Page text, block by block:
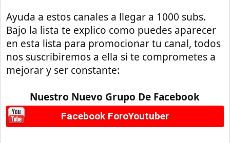
Ayuda a estos canales a llegar a 1000 subs.
Bajo la lista te explico como puedes aparecer
en esta lista para promocionar tu canal, todos
nos suscribiremos a ella si te comprometes a
mejorar y ser constante:
Nuestro Nuevo Grupo De Facebook
Facebook ForoYoutuber